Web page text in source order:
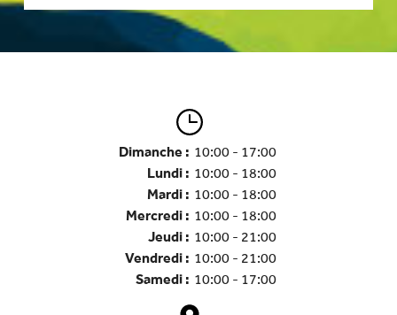
Dimanche : 10:00 - 17:00
Lundi : 10:00 - 18:00
Mardi : 10:00 - 18:00
Mercredi : 10:00 - 18:00
Jeudi : 10:00 - 21:00
Vendredi : 10:00 - 21:00
Samedi : 10:00 - 17:00